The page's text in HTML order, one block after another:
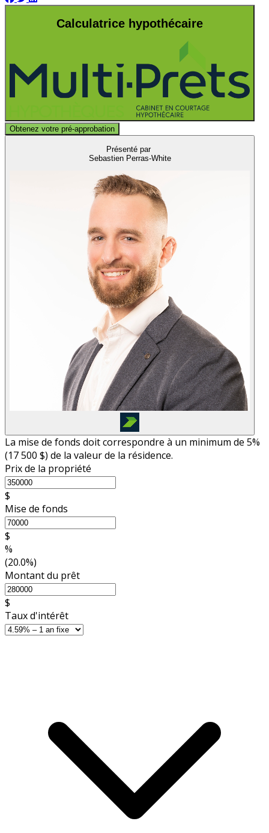
Calculatrice hypothécaire
Obtenez votre pré-approbation
Présenté par
Sebastien Perras-White
La mise de fonds doit correspondre à un minimum de 5%
(17 500 $) de la valeur de la résidence.
Prix de la propriété
$
Mise de fonds
$
%
(20.0%)
Montant du prêt
$
Taux d'intérêt